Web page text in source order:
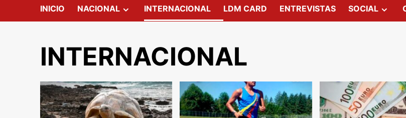
INICIO NACIONAL INTERNACIONAL LDM CARD ENTREVISTAS SOCIAL
INTERNACIONAL